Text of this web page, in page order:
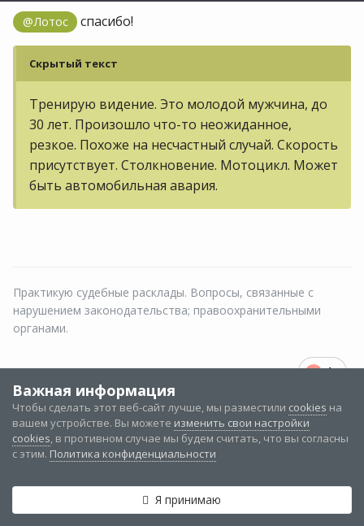
@Лотос спасибо!
Скрытый текст
Тренирую видение. Это молодой мужчина, до
30 лет. Произошло что-то неожиданное,
резкое. Похоже на несчастный случай. Скорость
присутствует. Столкновение. Мотоцикл. Может
быть автомобильная авария.
1
Практикую судебные расклады. Вопросы, связанные с
нарушением законодательства; правоохранительными
органами.
@Empress 0
Опубликовано:27 апреля 2021
@Лотос ,
Важная информация
Чтобы сделать этот веб-сайт лучше, мы разместили cookies на
вашем устройстве. Вы можете изменить свои настройки
cookies, в противном случае мы будем считать, что вы согласны
с этим. Политика конфиденциальности
Я принимаю
Категории и разделы Непрочитанные Больше